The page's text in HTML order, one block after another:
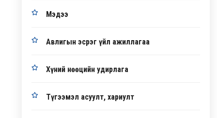
Мэдээ
Авлигын эсрэг үйл ажиллагаа
Хүний нөөцийн удирлага
Түгээмэл асуулт, хариулт